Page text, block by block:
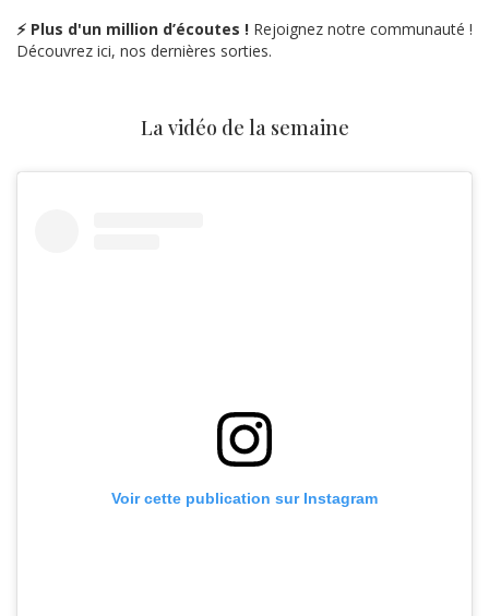
⚡ Plus d'un million d’écoutes ! Rejoignez notre communauté !
Découvrez ici, nos dernières sorties.
La vidéo de la semaine
Voir cette publication sur Instagram